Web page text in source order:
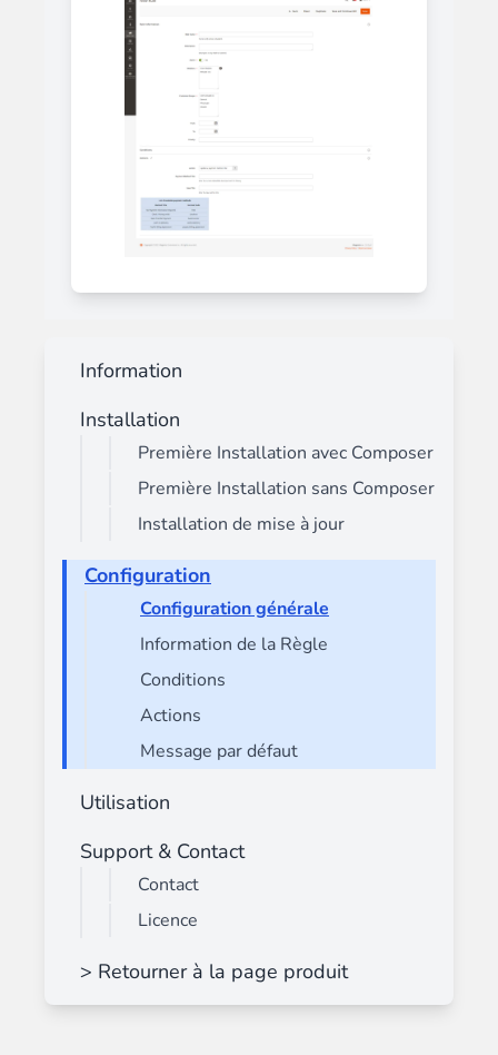
Information
Installation
Première Installation avec Composer
Première Installation sans Composer
Installation de mise à jour
Configuration
Configuration générale
Information de la Règle
Conditions
Actions
Message par défaut
Utilisation
Support & Contact
Contact
Licence
> Retourner à la page produit